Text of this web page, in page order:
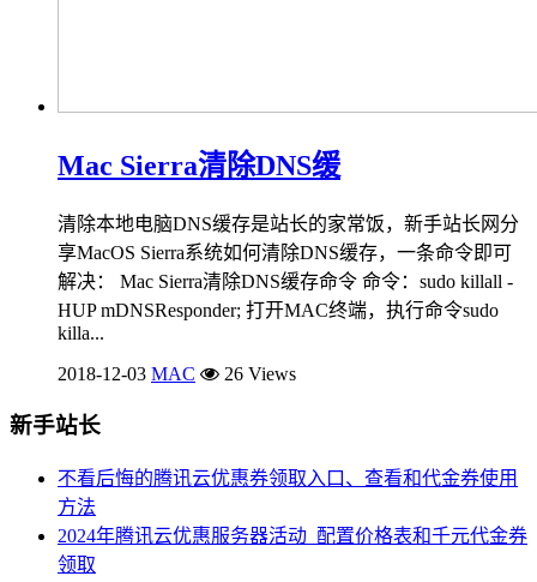
Mac Sierra清除DNS缓
清除本地电脑DNS缓存是站长的家常饭，新手站长网分
享MacOS Sierra系统如何清除DNS缓存，一条命令即可
解决： Mac Sierra清除DNS缓存命令 命令：sudo killall -
HUP mDNSResponder; 打开MAC终端，执行命令sudo
killa...
2018-12-03 MAC 26 Views
新手站长
不看后悔的腾讯云优惠券领取入口、查看和代金券使用
方法
2024年腾讯云优惠服务器活动_配置价格表和千元代金券
领取